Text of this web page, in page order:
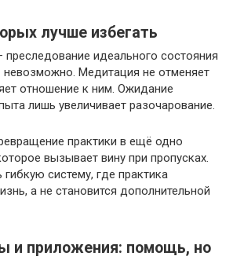
лучше избегать
идеального состояния
Медитация не отменяет
отношение к ним. Ожидание
лишь увеличивает разочарование.
практики в ещё одно
вызывает вину при пропусках.
систему, где практика
а не становится дополнительной
и приложения: помощь, но